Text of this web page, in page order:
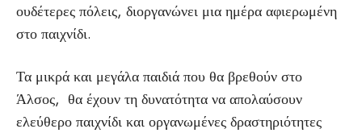
ουδέτερες πόλεις, διοργανώνει μια ημέρα αφιερωμένη
στο παιχνίδι.
Τα μικρά και μεγάλα παιδιά που θα βρεθούν στο
Άλσος, θα έχουν τη δυνατότητα να απολαύσουν
ελεύθερο παιχνίδι και οργανωμένες δραστηριότητες